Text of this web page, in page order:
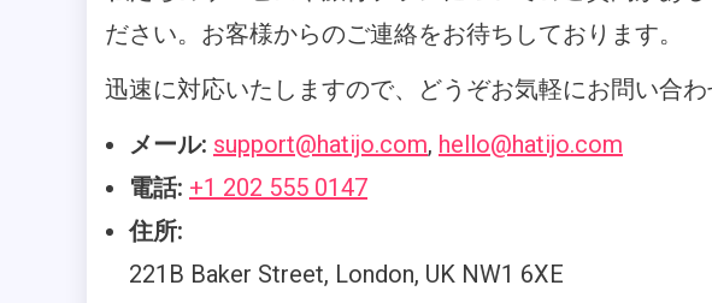
ださい。お客様からのご連絡をお待ちしております。
迅速に対応いたしますので、どうぞお気軽にお問い合わ
メール: support@hatijo.com, hello@hatijo.com
電話: +1 202 555 0147
住所:
221B Baker Street, London, UK NW1 6XE